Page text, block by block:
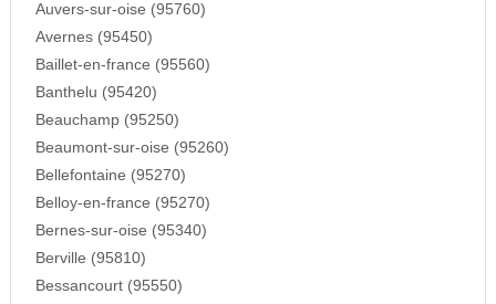
Auvers-sur-oise (95760)
Avernes (95450)
Baillet-en-france (95560)
Banthelu (95420)
Beauchamp (95250)
Beaumont-sur-oise (95260)
Bellefontaine (95270)
Belloy-en-france (95270)
Bernes-sur-oise (95340)
Berville (95810)
Bessancourt (95550)